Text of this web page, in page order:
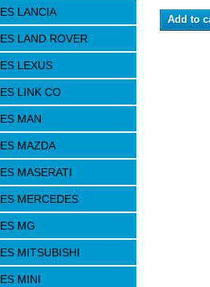
LANCIA
LAND ROVER
LEXUS
LINK CO
MAN
MAZDA
MASERATI
MERCEDES
MG
MITSUBISHI
MINI
Add to